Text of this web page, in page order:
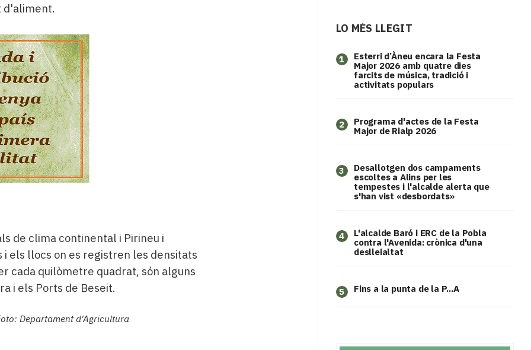
d'aliment.
de clima continental i Pirineu i
els llocs on es registren les densitats
cada quilòmetre quadrat, són alguns
i els Ports de Beseit.
Departament d'Agricultura
LO MÉS LLEGIT
1
Esterri d’Àneu encara la Festa
Major 2026 amb quatre dies
farcits de música, tradició i
activitats populars
2
Programa d'actes de la Festa
Major de Rialp 2026
3
​Desallotgen dos campaments
escoltes a Alins per les
tempestes i l'alcalde alerta que
s'han vist «desbordats»
4
L'alcalde Baró i ERC de la Pobla
contra l'Avenida: crònica d'una
deslleialtat
5 Fins a la punta de la P...A